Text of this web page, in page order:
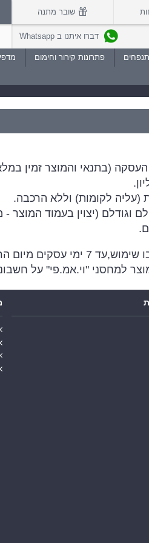
שובר מתנה
דברו איתנו ב Whatsapp
פתרונות קירור וחימום
(עליה לקומות) וללא הרכבה.
מיום הרכישה
למחסני "וי.אמ.פי" על